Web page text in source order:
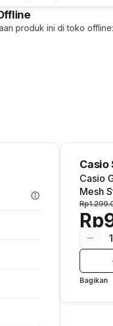
produk ini di toko offline:
Casio
Casio
Mesh
1
Bagikan